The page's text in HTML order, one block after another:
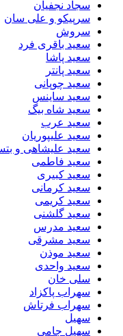
سجاد نجفیان
سرپیکو و علی سان
سروش
سعید باقری فرد
سعید پاشا
سعید پانتر
سعید چوپانی
سعید ساینس
سعید شاه بیگ
سعید عرب
سعید علیپوریان
سعید علیشاهی و
سعید فاطمی
سعید کبیری
سعید کرمانی
سعید کریمی
سعید گلشنی
سعید مدرس
سعید مشرقی
سعید موذن
سعید واحدی
سلی خان
سهراب پاکزاد
سهراب فرتاش
سهیل
سهیل جامی